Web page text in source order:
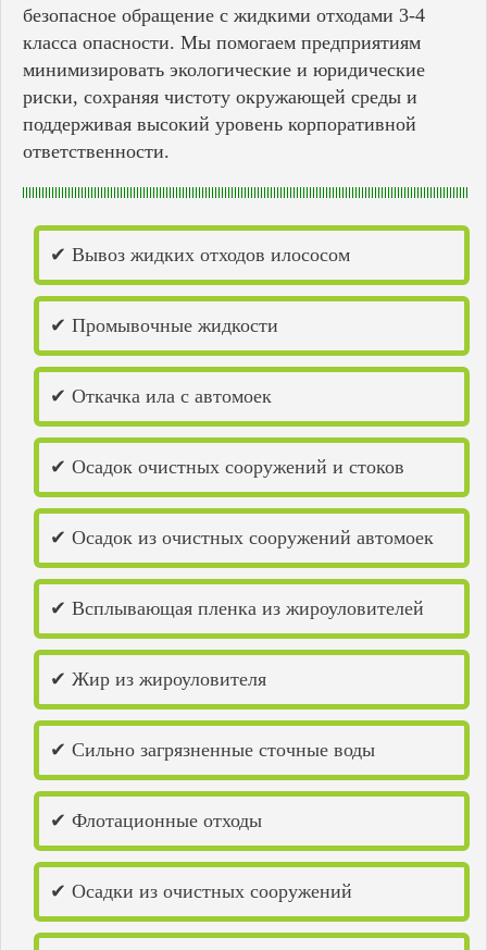
безопасное обращение с жидкими отходами 3-4
класса опасности. Мы помогаем предприятиям
минимизировать экологические и юридические
риски, сохраняя чистоту окружающей среды и
поддерживая высокий уровень корпоративной
ответственности.
✔ Вывоз жидких отходов илососом
✔ Промывочные жидкости
✔ Откачка ила с автомоек
✔ Осадок очистных сооружений и стоков
✔ Осадок из очистных сооружений автомоек
✔ Всплывающая пленка из жироуловителей
✔ Жир из жироуловителя
✔ Сильно загрязненные сточные воды
✔ Флотационные отходы
✔ Осадки из очистных сооружений